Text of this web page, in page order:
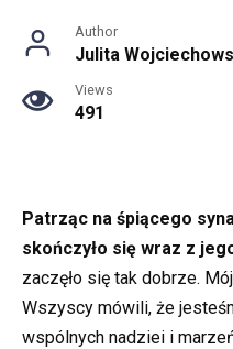
Author
Julita
Views
491
Patrząc na śpiącego
skończyło się wraz z
zaczęło się tak dobrze.
Wszyscy mówili, że
wspólnych nadziei i